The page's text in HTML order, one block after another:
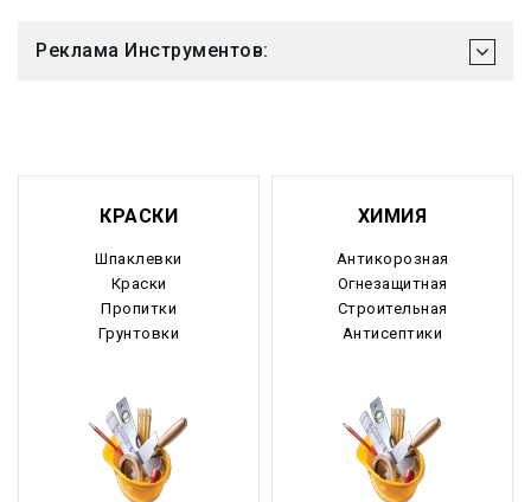
Реклама Инструментов:
КРАСКИ
Шпаклевки
Краски
Пропитки
Грунтовки
ХИМИЯ
Антикорозная
Огнезащитная
Строительная
Антисептики